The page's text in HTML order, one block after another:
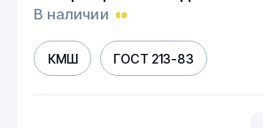
В наличии
КМШ ГОСТ 213-83